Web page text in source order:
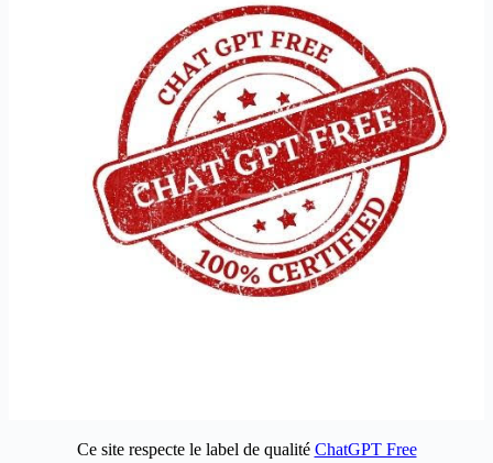
Ce site respecte le label de qualité ChatGPT Free